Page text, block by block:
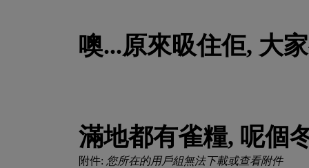
噢...原來昅住佢, 大
滿地都有雀糧, 呢個
附件: 您所在的用戶組無法下載或查看附件